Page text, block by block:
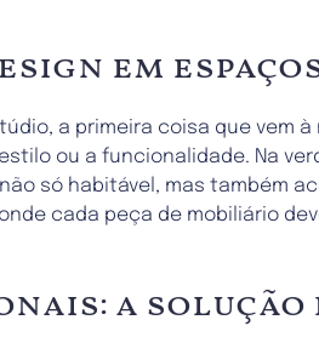
em
a primeira coisa que
ou a funcionalidade. Na
só habitável, mas também
cada peça de mobiliário
a